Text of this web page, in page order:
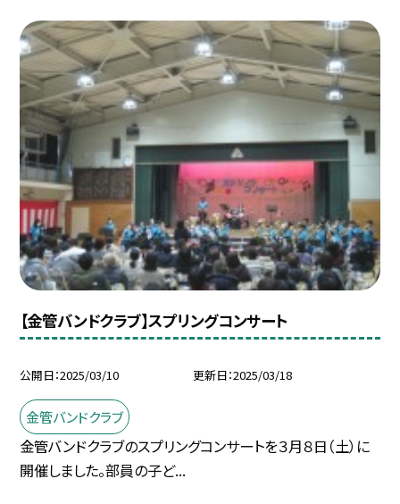
【金管バンドクラブ】スプリングコンサート
公開日 2025/03/10 更新日 2025/03/18
金管バンドクラブ
金管バンドクラブのスプリングコンサートを３月８日（土）に
開催しました。部員の子ど...